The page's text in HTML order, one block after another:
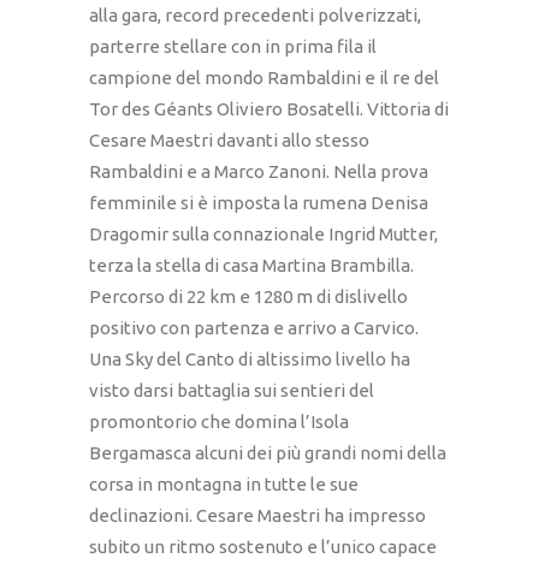
alla gara, record precedenti polverizzati,
parterre stellare con in prima fila il
campione del mondo Rambaldini e il re del
Tor des Géants Oliviero Bosatelli. Vittoria di
Cesare Maestri davanti allo stesso
Rambaldini e a Marco Zanoni. Nella prova
femminile si è imposta la rumena Denisa
Dragomir sulla connazionale Ingrid Mutter,
terza la stella di casa Martina Brambilla.
Percorso di 22 km e 1280 m di dislivello
positivo con partenza e arrivo a Carvico.
Una Sky del Canto di altissimo livello ha
visto darsi battaglia sui sentieri del
promontorio che domina l’Isola
Bergamasca alcuni dei più grandi nomi della
corsa in montagna in tutte le sue
declinazioni. Cesare Maestri ha impresso
subito un ritmo sostenuto e l’unico capace